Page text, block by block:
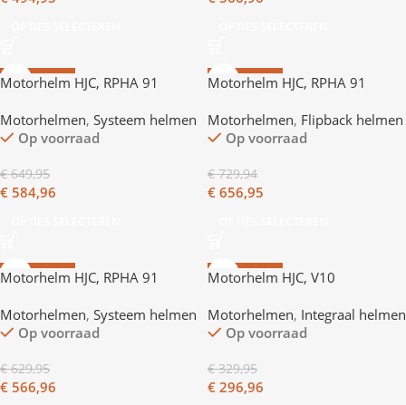
AANBIEDING
Motorhelm HJC, RPHA 91
Motorhelmen, Systeem helmen
Op voorraad
€649,95
€ 584,96
AANBIEDING
Motorhelm HJC, RPHA 91
Motorhelmen, Flipback helmen
Op voorraad
€729,94
€ 656,95
AANBIEDING
Motorhelm HJC, RPHA 91
Motorhelmen, Systeem helmen
Op voorraad
€629,95
€ 566,96
AANBIEDING
Motorhelm HJC, V10
Motorhelmen, Integraal helmen
Op voorraad
€329,95
€ 296,96